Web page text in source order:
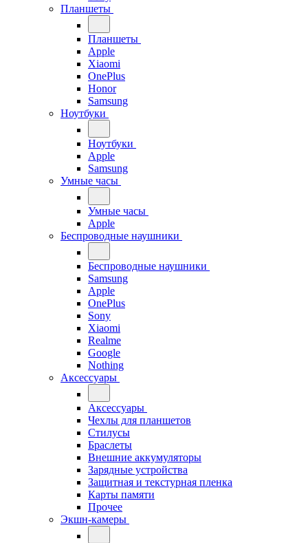
Планшеты
Планшеты
Apple
Xiaomi
OnePlus
Honor
Samsung
Ноутбуки
Ноутбуки
Apple
Samsung
Умные часы
Умные часы
Apple
Беспроводные наушники
Беспроводные наушники
Samsung
Apple
OnePlus
Sony
Xiaomi
Realme
Google
Nothing
Аксессуары
Аксессуары
Чехлы для планшетов
Стилусы
Браслеты
Внешние аккумуляторы
Зарядные устройства
Защитная и текстурная пленка
Карты памяти
Прочее
Экшн-камеры